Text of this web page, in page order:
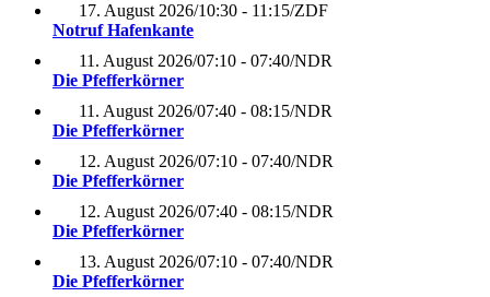
17. August 2026/10:30 - 11:15/ZDF
Notruf Hafenkante
11. August 2026/07:10 - 07:40/NDR
Die Pfefferkörner
11. August 2026/07:40 - 08:15/NDR
Die Pfefferkörner
12. August 2026/07:10 - 07:40/NDR
Die Pfefferkörner
12. August 2026/07:40 - 08:15/NDR
Die Pfefferkörner
13. August 2026/07:10 - 07:40/NDR
Die Pfefferkörner